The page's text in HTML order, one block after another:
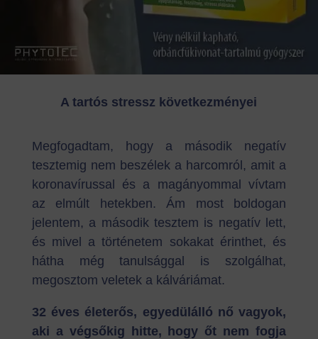
A tartós stressz következményei
Megfogadtam, hogy a második negatív
tesztemig nem beszélek a harcomról, amit a
koronavírussal és a magányommal vívtam
az elmúlt hetekben. Ám most boldogan
jelentem, a második tesztem is negatív lett,
és mivel a történetem sokakat érinthet, és
hátha még tanulsággal is szolgálhat,
megosztom veletek a kálváriámat.
32 éves életerős, egyedülálló nő vagyok,
aki a végsőkig hitte, hogy őt nem fogja